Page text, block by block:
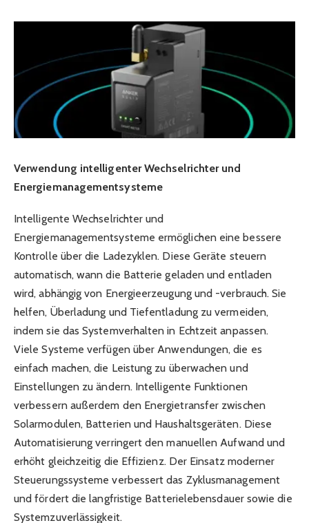
Verwendung intelligenter Wechselrichter und
Energiemanagementsysteme
Intelligente Wechselrichter und
Energiemanagementsysteme ermöglichen eine bessere
Kontrolle über die Ladezyklen. Diese Geräte steuern
automatisch, wann die Batterie geladen und entladen
wird, abhängig von Energieerzeugung und -verbrauch. Sie
helfen, Überladung und Tiefentladung zu vermeiden,
indem sie das Systemverhalten in Echtzeit anpassen.
Viele Systeme verfügen über Anwendungen, die es
einfach machen, die Leistung zu überwachen und
Einstellungen zu ändern. Intelligente Funktionen
verbessern außerdem den Energietransfer zwischen
Solarmodulen, Batterien und Haushaltsgeräten. Diese
Automatisierung verringert den manuellen Aufwand und
erhöht gleichzeitig die Effizienz. Der Einsatz moderner
Steuerungssysteme verbessert das Zyklusmanagement
und fördert die langfristige Batterielebensdauer sowie die
Systemzuverlässigkeit.